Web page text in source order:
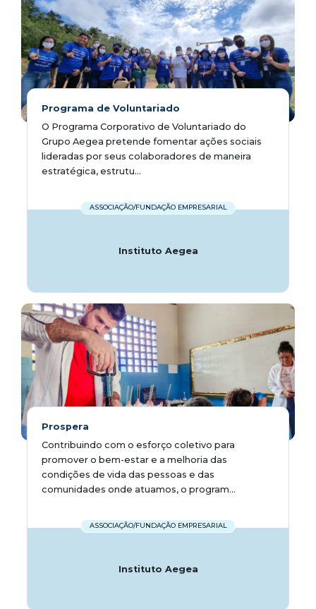
Programa de Voluntariado
O Programa Corporativo de Voluntariado do
Grupo Aegea pretende fomentar ações sociais
lideradas por seus colaboradores de maneira
estratégica, estrutu...
ASSOCIAÇÃO/FUNDAÇÃO EMPRESARIAL
Instituto Aegea
Prospera
Contribuindo com o esforço coletivo para
promover o bem-estar e a melhoria das
condições de vida das pessoas e das
comunidades onde atuamos, o program...
ASSOCIAÇÃO/FUNDAÇÃO EMPRESARIAL
Instituto Aegea